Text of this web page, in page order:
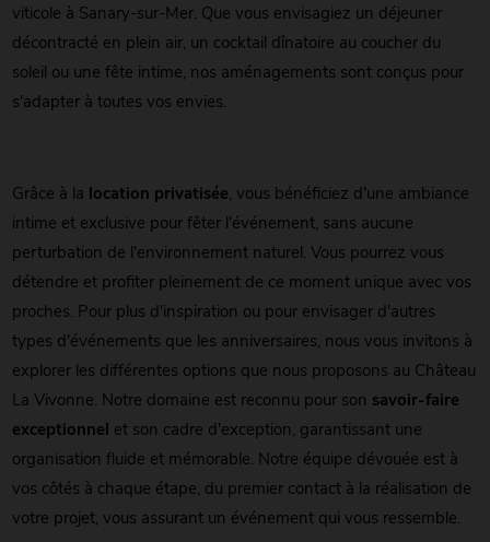
viticole à Sanary-sur-Mer. Que vous envisagiez un déjeuner
décontracté en plein air, un cocktail dînatoire au coucher du
soleil ou une fête intime, nos aménagements sont conçus pour
s'adapter à toutes vos envies.
Grâce à la location privatisée, vous bénéficiez d'une ambiance
intime et exclusive pour fêter l'événement, sans aucune
perturbation de l'environnement naturel. Vous pourrez vous
détendre et profiter pleinement de ce moment unique avec vos
proches. Pour plus d'inspiration ou pour envisager d'autres
types d'événements que les anniversaires, nous vous invitons à
explorer les différentes options que nous proposons au Château
La Vivonne. Notre domaine est reconnu pour son savoir-faire
exceptionnel
et son cadre d'exception, garantissant une
organisation fluide et mémorable. Notre équipe dévouée est à
vos côtés à chaque étape, du premier contact à la réalisation de
votre projet, vous assurant un événement qui vous ressemble.